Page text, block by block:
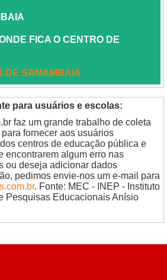
FICA O CENTRO DE
DE SAMAMBAIA
para usuários e escolas:
faz um grande trabalho de coleta
fornecer aos usuários
centros de educação pública e
encontrarem algum erro nas
ou deseja adicionar dados
pedimos envie-nos um e-mail para
. Fonte: MEC - INEP - Instituto
Pesquisas Educacionais Anísio